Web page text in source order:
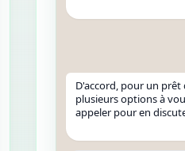
D'accord, pour un prêt
plusieurs options à
appeler pour en